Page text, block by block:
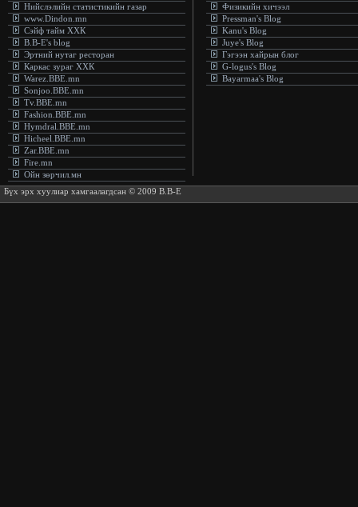
Нийслэлийн статистикийн газар
www.Dindon.mn
Сэйф тайм ХХК
B.B-E's blog
Эртний нутаг ресторан
Каркас зураг ХХК
Warez.BBE.mn
Sonjoo.BBE.mn
Tv.BBE.mn
Fashion.BBE.mn
Hymdral.BBE.mn
Hicheel.BBE.mn
Zar.BBE.mn
Fire.mn
Ойн зөрчил.мн
Физикийн хичээл
Pressman's Blog
Kanu's Blog
Juye's Blog
Гэгээн хайрын блог
G-logus's Blog
Bayarmaa's Blog
Бүх эрх хуулиар хамгаалагдсан © 2009 B.B-E